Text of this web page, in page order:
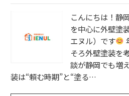
こんにちは！静
を中心に外壁塗
エヌル）です
そろ外壁塗装を
談が静岡でも増
装は“頼む時期”と“塗る…